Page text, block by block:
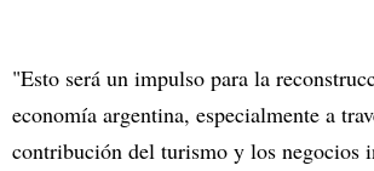
"Esto será un impulso para la
economía argentina, especialmente a
contribución del turismo y los negocios